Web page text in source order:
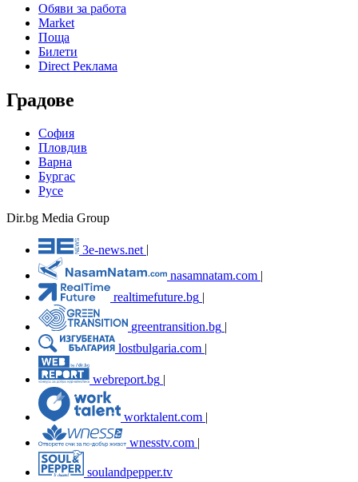
Обяви за работа
Market
Поща
Билети
Direct Реклама
Градове
София
Пловдив
Варна
Бургас
Русе
Dir.bg Media Group
3e-news.net
nasamnatam.com |
realtimefuture.bg |
greentransition.bg |
lostbulgaria.com |
webreport.bg
worktalent.com |
wnesstv.com |
soulandpepper.tv